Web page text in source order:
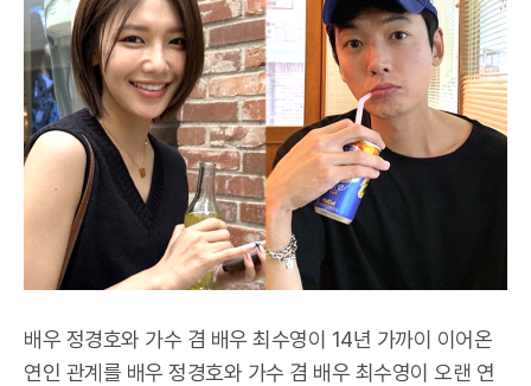
배우 정경호와 가수 겸 배우 최수영이 14년 가까이 이어온
연인 관계를 배우 정경호와 가수 겸 배우 최수영이 오랜 연